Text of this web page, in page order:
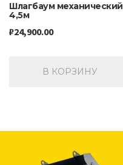
Шлагбаум механический
4,5м
₽24,900.00
В КОРЗИНУ